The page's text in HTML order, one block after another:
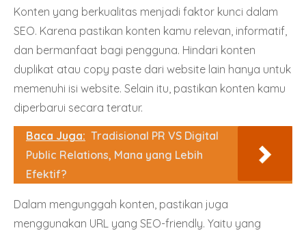
Konten yang berkualitas menjadi faktor kunci dalam
SEO. Karena pastikan konten kamu relevan, informatif,
dan bermanfaat bagi pengguna. Hindari konten
duplikat atau copy paste dari website lain hanya untuk
memenuhi isi website. Selain itu, pastikan konten kamu
diperbarui secara teratur.
Baca Juga: Tradisional PR VS Digital
Public Relations, Mana yang Lebih
Efektif?
Dalam mengunggah konten, pastikan juga
menggunakan URL yang SEO-friendly. Yaitu yang